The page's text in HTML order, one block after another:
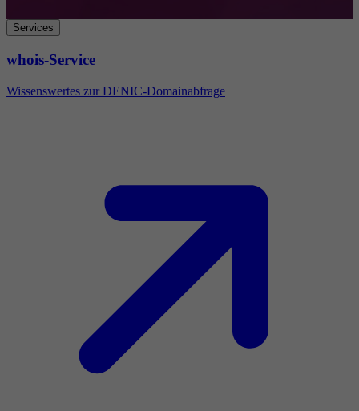
Services
whois-Service
Wissenswertes zur DENIC-Domainabfrage